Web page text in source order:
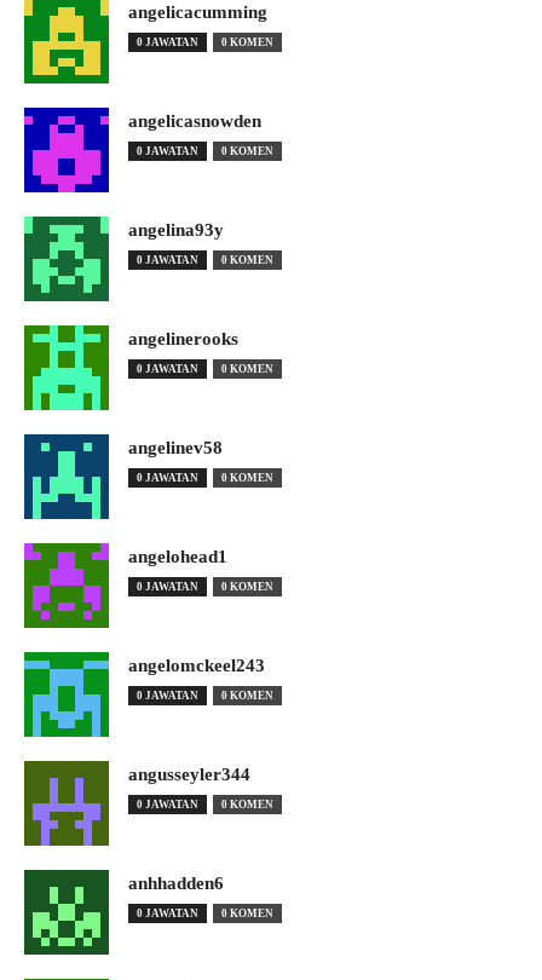
angelicacumming
0 JAWATAN 0 KOMEN
angelicasnowden
0 JAWATAN 0 KOMEN
angelina93y
0 JAWATAN 0 KOMEN
angelinerooks
0 JAWATAN 0 KOMEN
angelinev58
0 JAWATAN 0 KOMEN
angelohead1
0 JAWATAN 0 KOMEN
angelomckeel243
0 JAWATAN 0 KOMEN
angusseyler344
0 JAWATAN 0 KOMEN
anhhadden6
0 JAWATAN 0 KOMEN